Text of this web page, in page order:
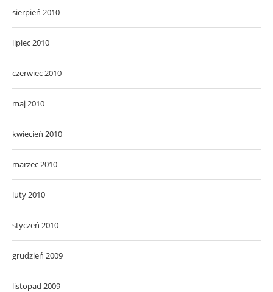
sierpień 2010
lipiec 2010
czerwiec 2010
maj 2010
kwiecień 2010
marzec 2010
luty 2010
styczeń 2010
grudzień 2009
listopad 2009